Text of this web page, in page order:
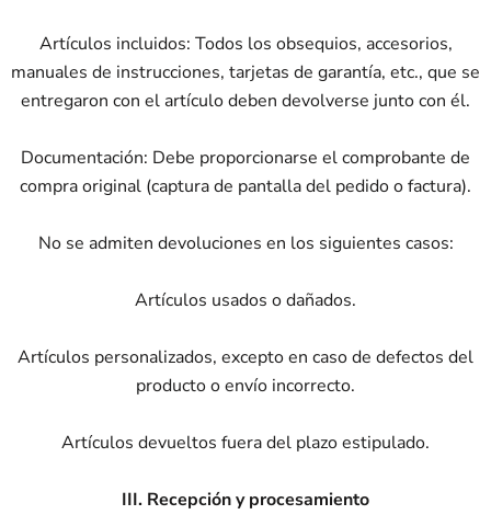
Artículos incluidos: Todos los obsequios, accesorios,
manuales de instrucciones, tarjetas de garantía, etc., que se
entregaron con el artículo deben devolverse junto con él.
Documentación: Debe proporcionarse el comprobante de
compra original (captura de pantalla del pedido o factura).
No se admiten devoluciones en los siguientes casos:
Artículos usados ​​o dañados.
Artículos personalizados, excepto en caso de defectos del
producto o envío incorrecto.
Artículos devueltos fuera del plazo estipulado.
III. Recepción y procesamiento